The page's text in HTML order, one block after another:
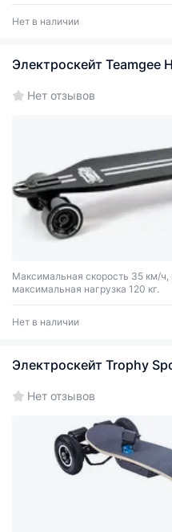
Нет в наличии
Электроскейт Teamgee
Нет отзывов
Максимальная скорость 35 км/
максимальная нагрузка 120 кг.
Нет в наличии
Электроскейт Trophy
Нет отзывов